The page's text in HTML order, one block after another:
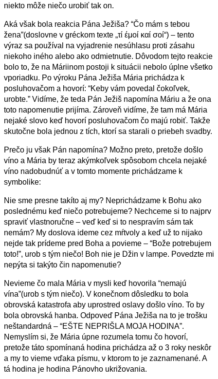
niekto môže niečo urobiť tak on.
Aká však bola reakcia Pána Ježiša? “Čo mám s tebou
žena”(doslovne v gréckom texte „τί έμοί καί σοί“) – tento
výraz sa používal na vyjadrenie nesúhlasu proti zásahu
niekoho iného alebo ako odmietnutie. Dôvodom tejto reakcie
bolo to, že na Máriinom postoji k situácii nebolo úplne všetko
vporiadku. Po výroku Pána Ježiša Mária prichádza k
posluhovačom a hovorí: “Keby vám povedal čokoľvek,
urobte.” Vidíme, že teda Pán Ježiš napomína Máriu a že ona
toto napomenutie prijíma. Zároveň vidíme, že tam má Mária
nejaké slovo keď hovorí posluhovačom čo majú robiť. Takže
skutočne bola jednou z tích, ktorí sa starali o priebeh svadby.
Prečo ju však Pán napomína? Možno preto, pretože došlo
víno a Mária by teraz akýmkoľvek spôsobom chcela nejaké
víno nadobudnúť a v tomto momente prichádzame k
symbolike:
Nie sme presne takíto aj my? Neprichádzame k Bohu ako
poslednému keď niečo potrebujeme? Nechceme si to najprv
spraviť vlastnoručne – veď keď si to nespravím sám tak
nemám? My doslova ideme cez mŕtvoly a keď už to nijako
nejde tak prídeme pred Boha a povieme – “Bože potrebujem
toto!”, urob s tým niečo! Boh nie je Džin v lampe. Povedzte mi
nepýta si takýto čin napomenutie?
Nevieme čo mala Mária v mysli keď hovorila “nemajú
vína”(urob s tým niečo). V konečnom dôsledku to bola
obrovská katastrofa aby uprostred oslavy došlo víno. To by
bola obrovská hanba. Odpoveď Pána Ježiša na to je trošku
neštandardná – “EŠTE NEPRIŠLA MOJA HODINA”.
Nemyslím si, že Mária úpne rozumela tomu čo hovorí,
pretože táto spomínaná hodina prichádza až o 3 roky neskôr
a my to vieme vďaka písmu, v ktorom to je zaznamenané. A
tá hodina je hodina Pánovho ukrižovania.